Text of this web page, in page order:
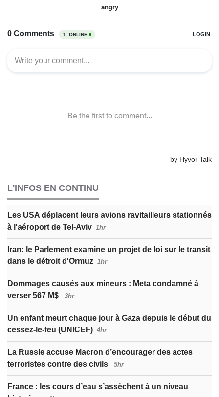
L'INFOS EN CONTINU
Les USA déplacent leurs avions ravitailleurs stationnés
à l'aéroport de Tel-Aviv 1hr
Iran: le Parlement examine un projet de loi sur le transit
dans le détroit d'Ormuz 1hr
Dommages causés aux mineurs : Meta condamné à
verser 567 M$
3hr
Un enfant meurt chaque jour à Gaza depuis le début du
cessez-le-feu (UNICEF) 4hr
La Russie accuse Macron d’encourager des actes
terroristes contre des civils
5hr
France : les cours d’eau s’assèchent à un niveau